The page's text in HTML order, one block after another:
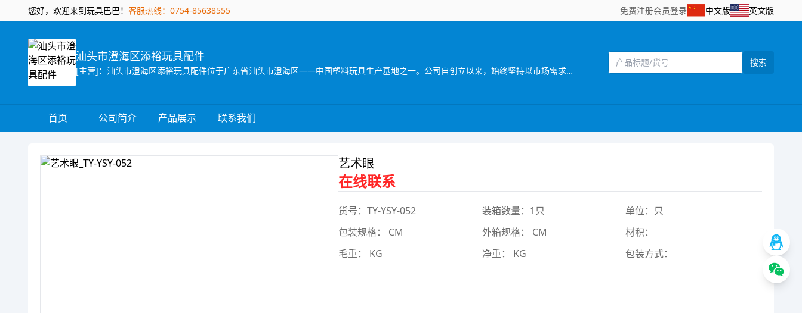
您好，欢迎来到玩具巴巴！ 客服热线：0754-85638555 免费注册会员登录 中文版 英文版
汕头市澄海区添裕玩具配件
[主营]：汕头市澄海区添裕玩具配件位于广东省汕头市澄海区——中国塑料玩具生产基地之一。公司自创立以来，始终坚持以市场需求为主导，以产品质量为企业生命，研发创新以科技含量较高的产品为目标，以设计独特，功能齐全的产品特色，参与市场竞争。同时，公司还拥有一批熟悉玩具产品贸易业务、精通外贸英语的高素质业务人员，配备有电脑网络等现代化办公设施，为贸易全过程提供了优质高效的服务，受到了各地贸易伙伴的高度评价。公司一贯奉行“质量第一，诚信立业”的经营理念，确保产品符合相关的质量标准和客户要求。深受广大客户的信赖和欢迎。公司业务正蒸蒸日上。 公司本着“勇于开拓，不断创新，诚信务实，客户至上，质量第一，追求卓著”的企业理念，严格控制产品质量，不断改进创新，确保产品符合相关质量标准和客户要求，凭借自身优势及准确的市场定位，使产品更具吸引力和趣味性，倍受客户好评。以诚为本、平等合作的经营宗旨，深受各商家，消费者的信任及赞誉。“创造、技术、品质”是本公司面向21世纪的口号。 展望未来，我们正以饱满的热情，昂扬的姿态，积极致力玩具新产品的开发，全面提高企业管理层次，把公司建设成为规模化的现代化科技企业。 汕头市澄海区添裕玩具配件欢迎海内外客商到我网站浏览、查询、订购;欢迎到公司展厅直接选购!“让客户得到最满意的产品”， 竭诚希望与各海内外客户建立长期友好的合作。互惠互利，携手共创辉煌明天!
搜索
首页 公司简介 产品展示 联系我们
艺术眼
在线联系
货号：TY-YSY-052 装箱数量：1只
单位：只
包装规格： CM
外箱规格： CM
材积：
毛重： KG
净重： KG 包装方式：